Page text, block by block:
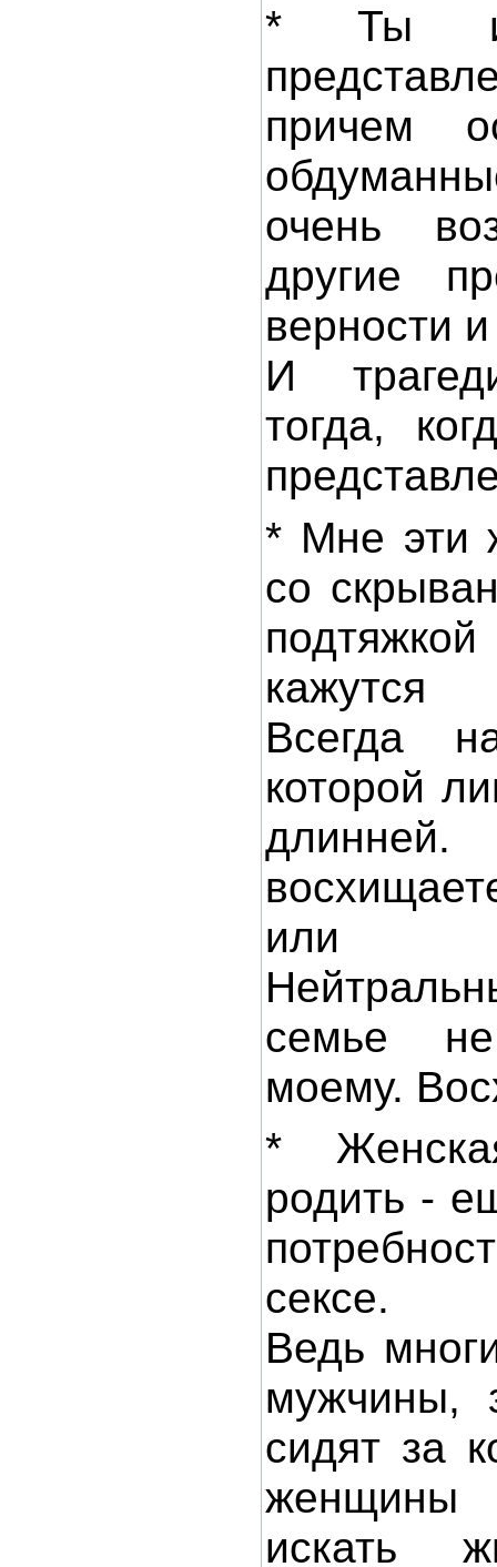
* Ты
причем
очень
другие
верности
И
тогда,
* Мне эти
со
Всегда
которой
или
семье
моему.
*
родить -
сексе.
Ведь
мужчины,
сидят за
искать